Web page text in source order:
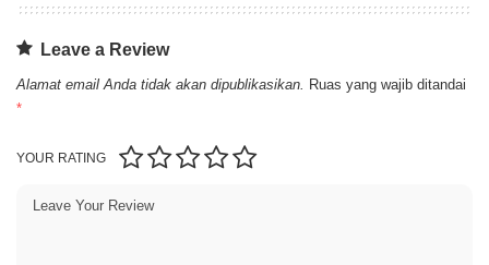
Leave a Review
Alamat email Anda tidak akan dipublikasikan. Ruas yang wajib ditandai
*
YOUR RATING